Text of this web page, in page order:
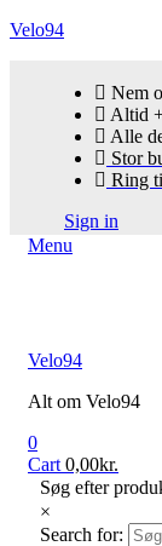
Velo94
Nem
Altid
Alle
Stor
Ring
Sign in
Menu
Velo94
Alt om Velo94
0
Cart 0,00kr.
Søg efter
×
Search for: